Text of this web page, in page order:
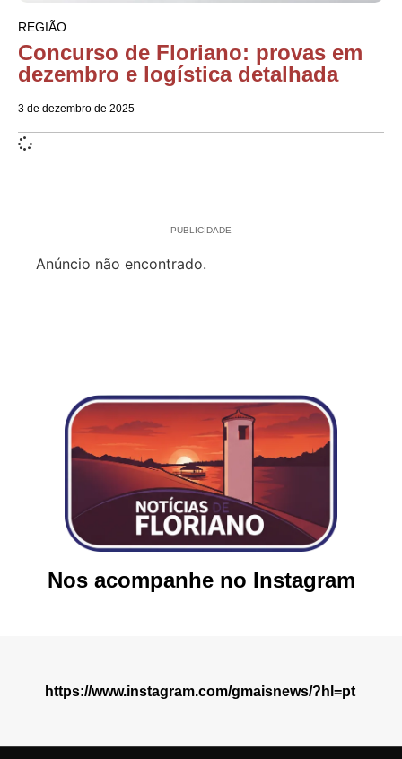
REGIÃO
Concurso de Floriano: provas em
dezembro e logística detalhada
3 de dezembro de 2025
PUBLICIDADE
Anúncio não encontrado.
Nos acompanhe no Instagram
https://www.instagram.com/gmaisnews/?hl=pt